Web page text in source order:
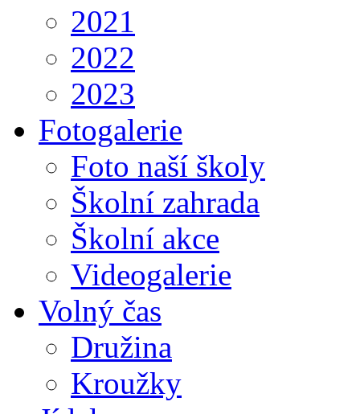
2021
2022
2023
Fotogalerie
Foto naší školy
Školní zahrada
Školní akce
Videogalerie
Volný čas
Družina
Kroužky